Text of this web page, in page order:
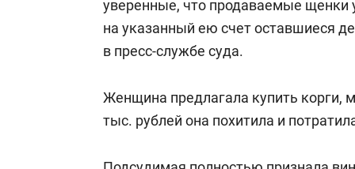
уверенные, что продаваемые щенки
на указанный ею счет оставшиеся
в пресс-службе суда.
Женщина предлагала купить корги,
тыс. рублей она похитила и